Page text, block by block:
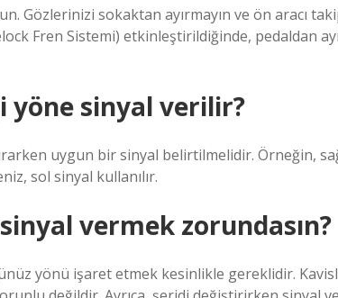
Gözlerinizi sokaktan ayırmayın ve ön aracı
Fren Sistemi) etkinleştirildiğinde, pedaldan
yöne sinyal verilir?
uygun bir sinyal belirtilmelidir. Örneğin,
sol sinyal kullanılır.
vermek zorundasın?
yönü işaret etmek kesinlikle gereklidir.